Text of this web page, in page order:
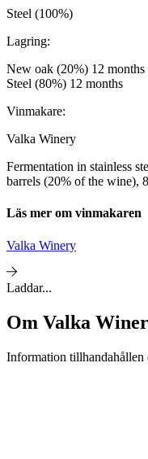
Steel (100%)
Lagring:
New oak (20%) 12 months
Steel (80%) 12 months
Vinmakare:
Valka Winery
Fermentation in stainless
barrels (20% of the wine),
Läs mer om vinmakaren
Valka Winery
Laddar...
Om Valka
Information tillhandahållen